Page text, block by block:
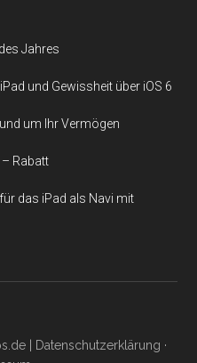
Jahres
und Gewissheit über iOS 6
um Ihr Vermögen
– Rabatt
das iPad als Navi mit
| Datenschutzerklärung ·